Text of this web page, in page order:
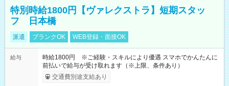
特別時給1800円【ヴァレクストラ】短期スタッ
フ 日本橋
派遣 ブランクOK WEB登録・面接OK
給与
時給1800円 ※ご経験・スキルにより優遇 スマホでかんたんに
前払いで給与が受け取れます（※上限、条件あり）
交通費別途支給あり